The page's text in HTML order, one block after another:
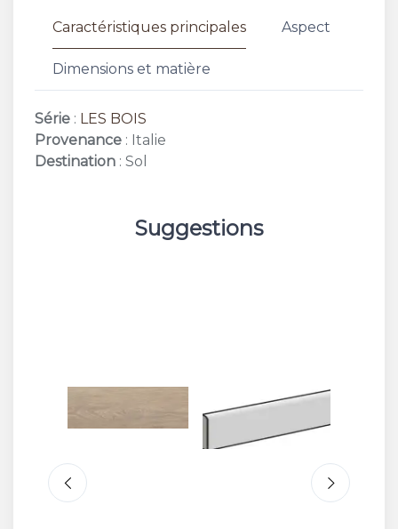
Caractéristiques principales Aspect
Dimensions et matière
Série : LES BOIS
Provenance : Italie
Destination : Sol
Suggestions